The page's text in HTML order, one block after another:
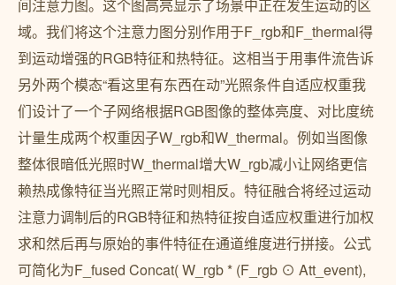
间注意力图。这个图高亮显示了场景中正在发生运动的区
域。我们将这个注意力图分别作用于F_rgb和F_thermal得
到运动增强的RGB特征和热特征。这相当于用事件流告诉
另外两个模态“看这里有东西在动”光照条件自适应权重我
们设计了一个子网络根据RGB图像的整体亮度、对比度统
计量生成两个权重因子W_rgb和W_thermal。例如当图像
整体很暗低光照时W_thermal增大W_rgb减小让网络更信
赖热成像特征当光照正常时则相反。特征融合将经过运动
注意力调制后的RGB特征和热特征按自适应权重进行加权
求和然后再与原始的事件特征在通道维度进行拼接。公式
可简化为F_fused Concat( W_rgb * (F_rgb ⊙ Att_event),